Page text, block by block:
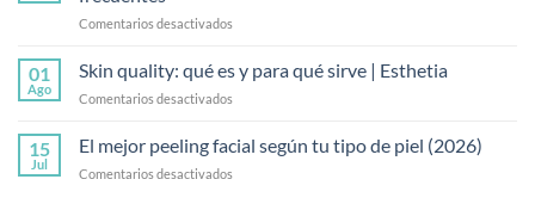
corporal
cómo
funciona
Comentarios desactivados
opiniones
y
frecuentes
01
Ago
Skin quality: qué es y para qué sirve | Esthetia
Comentarios desactivados
quality:
qué
es
15
Jul
El mejor peeling facial según tu tipo de piel (2026)
Comentarios desactivados